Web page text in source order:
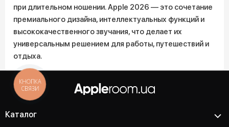
при длительном ношении. Apple 2026 — это сочетание
премиального дизайна, интеллектуальных функций и
высококачественного звучания, что делает их
универсальным решением для работы, путешествий и
отдыха.
Каталог
КНОПКА
СВЯЗИ